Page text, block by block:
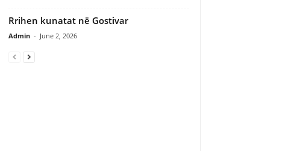
Rrihen kunatat në Gostivar
Admin - June 2, 2026